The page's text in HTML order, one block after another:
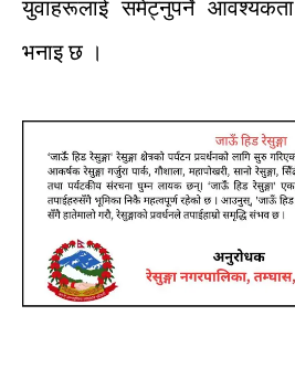
युवाहरूलाई समेट्नुपर्ने आवश्यकता
भनाइ छ ।